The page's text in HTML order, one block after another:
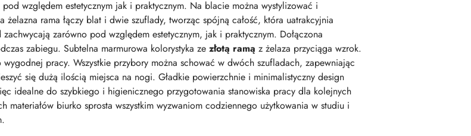
względem estetycznym jak i praktycznym. Na blacie można wystylizować i
rama łączy blat i dwie szuflady, tworząc spójną całość, która uatrakcyjnia
zarówno pod względem estetycznym, jak i praktycznym. Dołączona
zabiegu. Subtelna marmurowa kolorystyka ze złotą ramą z żelaza przyciąga wzrok.
pracy. Wszystkie przybory można schować w dwóch szufladach, zapewniając
się dużą ilością miejsca na nogi. Gładkie powierzchnie i minimalistyczny design
idealne do szybkiego i higienicznego przygotowania stanowiska pracy dla kolejnych
materiałów biurko sprosta wszystkim wyzwaniom codziennego użytkowania w studiu i